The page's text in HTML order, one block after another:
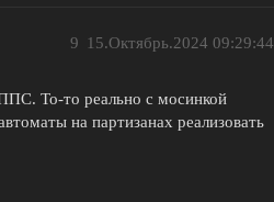
15.Октябрь.2024 09:29:44
9
То-то реально с мосинкой
на партизанах реализовать